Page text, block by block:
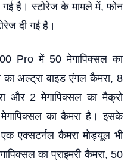
है। स्टोरेज के मामले में, फोन
दी गई है।
Pro में 50 मेगापिक्सल का
का अल्ट्रा वाइड एंगल कैमरा, 8
और 2 मेगापिक्सल का मैक्रो
का कैमरा है। इसके
एक्सटर्नल कैमरा मोड्यूल भी
का प्राइमरी कैमरा, 50